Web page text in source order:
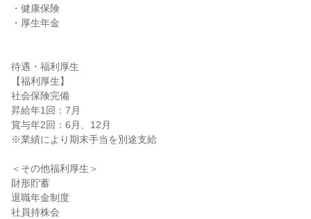
・健康保険
・厚生年金
待遇・福利厚生
【福利厚生】
社会保険完備
昇給年1回：7月
賞与年2回：6月、12月
※業績により期末手当を別途支給
＜その他福利厚生＞
財形貯蓄
退職年金制度
社員持株会